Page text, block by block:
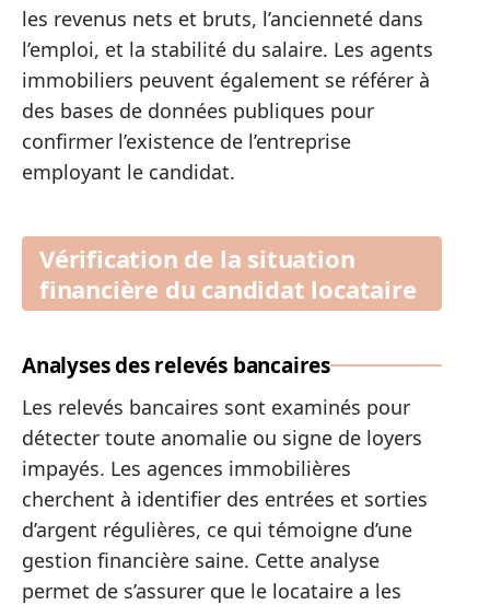
les revenus nets et bruts, l’ancienneté dans
l’emploi, et la stabilité du salaire. Les agents
immobiliers peuvent également se référer à
des bases de données publiques pour
confirmer l’existence de l’entreprise
employant le candidat.
Vérification de la situation
financière du candidat locataire
Analyses des relevés bancaires
Les relevés bancaires sont examinés pour
détecter toute anomalie ou signe de loyers
impayés. Les agences immobilières
cherchent à identifier des entrées et sorties
d’argent régulières, ce qui témoigne d’une
gestion financière saine. Cette analyse
permet de s’assurer que le locataire a les